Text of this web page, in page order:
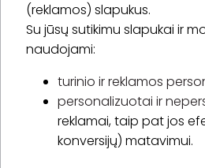
(reklamos) slapukus.
Su jūsų sutikimu slapukai ir
naudojami:
turinio ir reklamos
personalizuotai ir
reklamai, taip pat jos
konversijų) matavimui.
Apie „BookitNow“
Informacija